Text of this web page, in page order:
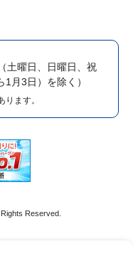
（土曜日、日曜日、祝
月3日）を除く）
ます。
Reserved.